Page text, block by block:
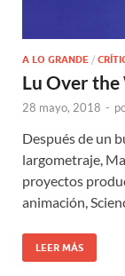
A LO GRANDE /
Lu Over the
28 mayo, 2018 -
Después de un
largometraje,
proyectos
animación,
LEER MÁS